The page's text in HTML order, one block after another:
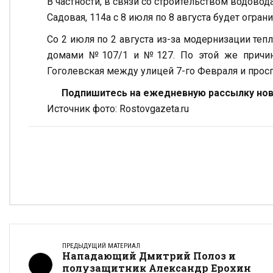
Садовая, 114а с 8 июля по 8 августа будет
Со 2 июля по 2 августа из-за модернизации
домами №107/1 и №127. По этой же
Гоголевская между улицей 7-го Февраля и
Подпишитесь на ежедневную рассылку
Источник фото: Rostovgazeta.ru
ПРЕДЫДУЩИЙ МАТЕРИАЛ
Нападающий Дмитрий Полоз и
полузащитник Александр Ерохин